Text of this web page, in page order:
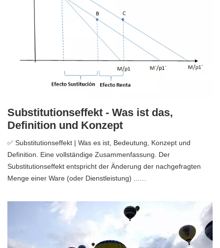
Substitutionseffekt - Was ist das,
Definition und Konzept
✅ Substitutionseffekt | Was es ist, Bedeutung, Konzept und
Definition. Eine vollständige Zusammenfassung. Der
Substitutionseffekt entspricht der Änderung der nachgefragten
Menge einer Ware (oder Dienstleistung) ...…